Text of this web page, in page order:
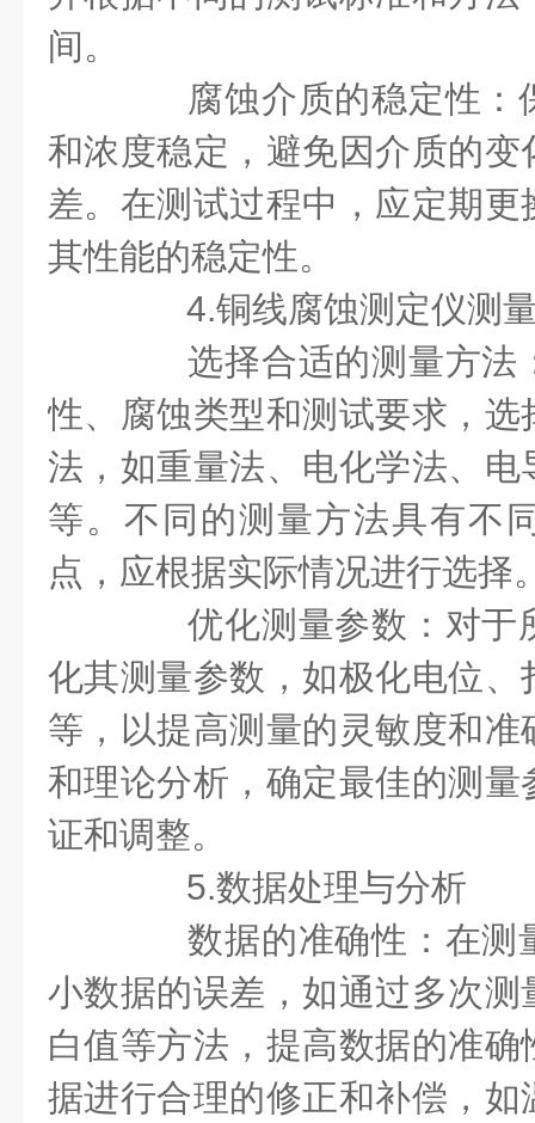
间。
腐蚀介质的稳定性：
和浓度稳定，避免因介质的
差。在测试过程中，应定期
其性能的稳定性。
4.铜线腐蚀测定仪测量
选择合适的测量方法
性、腐蚀类型和测试要求，
法，如重量法、电化学法、
等。不同的测量方法具有不
点，应根据实际情况进行选择
优化测量参数：对于
化其测量参数，如极化电位
等，以提高测量的灵敏度和
和理论分析，确定最佳的测
证和调整。
5.数据处理与分析
数据的准确性：在测
小数据的误差，如通过多次
白值等方法，提高数据的准
据进行合理的修正和补偿，